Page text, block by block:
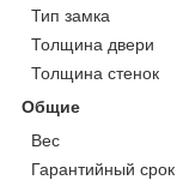
Тип замка
Толщина двери
Толщина стенок
Общие
Вес
Гарантийный срок